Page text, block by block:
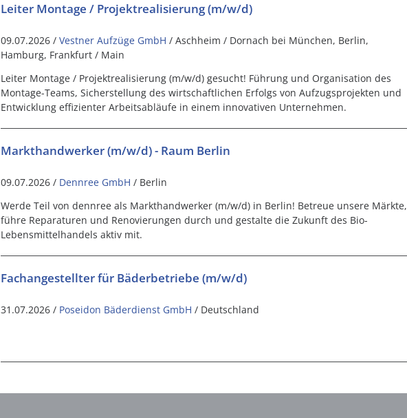
Leiter Montage / Projektrealisierung (m/w/d)
09.07.2026 / Vestner Aufzüge GmbH / Aschheim / Dornach bei München, Berlin,
Hamburg, Frankfurt / Main
Leiter Montage / Projektrealisierung (m/w/d) gesucht! Führung und Organisation des
Montage-Teams, Sicherstellung des wirtschaftlichen Erfolgs von Aufzugsprojekten und
Entwicklung effizienter Arbeitsabläufe in einem innovativen Unternehmen.
Markthandwerker (m/w/d) - Raum Berlin
09.07.2026 / Dennree GmbH / Berlin
Werde Teil von dennree als Markthandwerker (m/w/d) in Berlin! Betreue unsere Märkte,
führe Reparaturen und Renovierungen durch und gestalte die Zukunft des Bio-
Lebensmittelhandels aktiv mit.
Fachangestellter für Bäderbetriebe (m/w/d)
31.07.2026 / Poseidon Bäderdienst GmbH / Deutschland